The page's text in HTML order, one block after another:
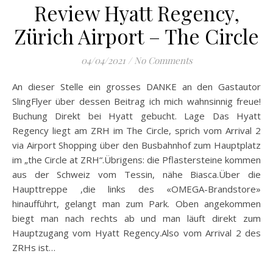
Review Hyatt Regency,
Zürich Airport – The Circle
04/04/2021 / No Comments
An dieser Stelle ein grosses DANKE an den Gastautor
SlingFlyer über dessen Beitrag ich mich wahnsinnig freue!
Buchung Direkt bei Hyatt gebucht. Lage Das Hyatt
Regency liegt am ZRH im The Circle, sprich vom Arrival 2
via Airport Shopping über den Busbahnhof zum Hauptplatz
im „the Circle at ZRH“.Übrigens: die Pflastersteine kommen
aus der Schweiz vom Tessin, nähe Biasca.Über die
Haupttreppe ,die links des «OMEGA-Brandstore»
hinaufführt, gelangt man zum Park. Oben angekommen
biegt man nach rechts ab und man läuft direkt zum
Hauptzugang vom Hyatt Regency.Also vom Arrival 2 des
ZRHs ist…